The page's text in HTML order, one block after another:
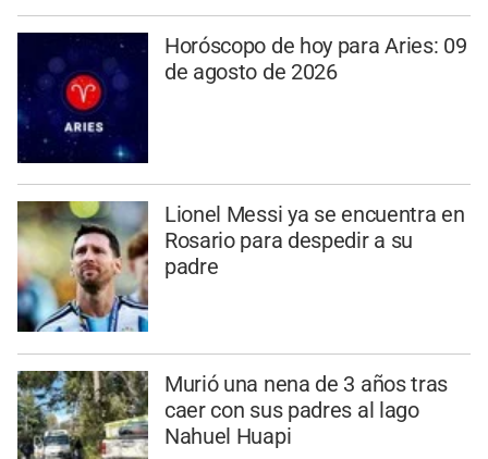
Horóscopo de hoy para Aries: 09
de agosto de 2026
Lionel Messi ya se encuentra en
Rosario para despedir a su
padre
Murió una nena de 3 años tras
caer con sus padres al lago
Nahuel Huapi